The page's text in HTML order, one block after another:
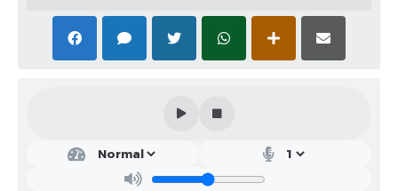
Cidadão Online: IPTU - alvará